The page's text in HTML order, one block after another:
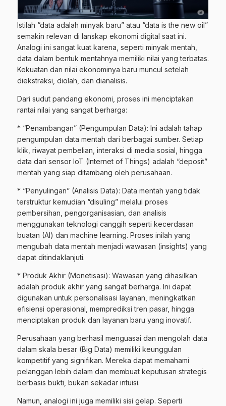
Istilah “data adalah minyak baru” atau “data is the new oil”
semakin relevan di lanskap ekonomi digital saat ini.
Analogi ini sangat kuat karena, seperti minyak mentah,
data dalam bentuk mentahnya memiliki nilai yang terbatas.
Kekuatan dan nilai ekonominya baru muncul setelah
diekstraksi, diolah, dan dianalisis.
Dari sudut pandang ekonomi, proses ini menciptakan
rantai nilai yang sangat berharga:
* “Penambangan” (Pengumpulan Data): Ini adalah tahap
pengumpulan data mentah dari berbagai sumber. Setiap
klik, riwayat pembelian, interaksi di media sosial, hingga
data dari sensor IoT (Internet of Things) adalah “deposit”
mentah yang siap ditambang oleh perusahaan.
* “Penyulingan” (Analisis Data): Data mentah yang tidak
terstruktur kemudian “disuling” melalui proses
pembersihan, pengorganisasian, dan analisis
menggunakan teknologi canggih seperti kecerdasan
buatan (AI) dan machine learning. Proses inilah yang
mengubah data mentah menjadi wawasan (insights) yang
dapat ditindaklanjuti.
* Produk Akhir (Monetisasi): Wawasan yang dihasilkan
adalah produk akhir yang sangat berharga. Ini dapat
digunakan untuk personalisasi layanan, meningkatkan
efisiensi operasional, memprediksi tren pasar, hingga
menciptakan produk dan layanan baru yang inovatif.
Perusahaan yang berhasil menguasai dan mengolah data
dalam skala besar (Big Data) memiliki keunggulan
kompetitif yang signifikan. Mereka dapat memahami
pelanggan lebih dalam dan membuat keputusan strategis
berbasis bukti, bukan sekadar intuisi.
Namun, analogi ini juga memiliki sisi gelap. Seperti